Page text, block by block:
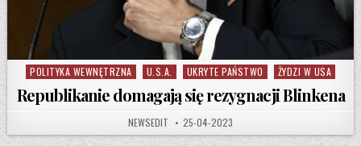
Posted in
POLITYKA WEWNĘTRZNA U.S.A. UKRYTE PAŃSTWO ŻYDZI W USA
Republikanie domagają się rezygnacji Blinkena
AUTHOR:
NEWSEDIT PUBLISHED DATE:
25-04-2023